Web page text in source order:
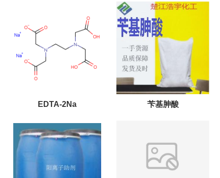
EDTA-2Na 苄基胂酸